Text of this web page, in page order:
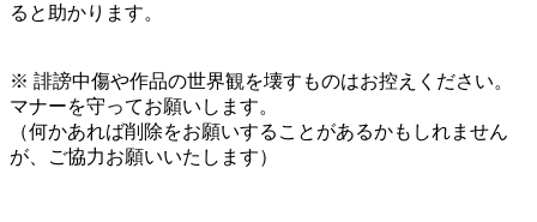
ると助かります。
※ 誹謗中傷や作品の世界観を壊すものはお控えください。
マナーを守ってお願いします。
（何かあれば削除をお願いすることがあるかもしれません
が、ご協力お願いいたします）